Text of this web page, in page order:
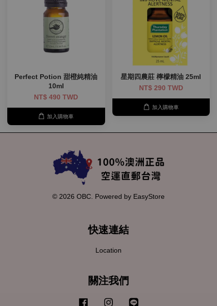
Perfect Potion 甜橙純精油
10ml
NT$ 490 TWD
加入購物車
星期四農莊 檸檬精油 25ml
NT$ 290 TWD
加入購物車
© 2026 OBC. Powered by EasyStore
快速連結
Location
關注我們
Facebook Instagram